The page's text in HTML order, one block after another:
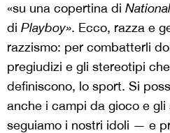
«su una copertina di
di Playboy». Ecco, razza e
razzismo: per combatterli
pregiudizi e gli stereotipi
definiscono, lo sport. Si
anche i campi da gioco e
seguiamo i nostri idoli — e